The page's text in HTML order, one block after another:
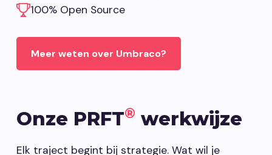
100% Open Source
Meer weten over Umbraco?
Onze PRFT® werkwijze
Elk traject begint bij strategie. Wat wil je